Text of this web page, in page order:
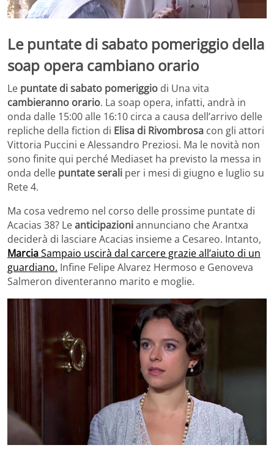
Le puntate di sabato pomeriggio della
soap opera cambiano orario
Le puntate di sabato pomeriggio di Una vita
cambieranno orario. La soap opera, infatti, andrà in
onda dalle 15:00 alle 16:10 circa a causa dell’arrivo delle
repliche della fiction di Elisa di Rivombrosa con gli attori
Vittoria Puccini e Alessandro Preziosi. Ma le novità non
sono finite qui perché Mediaset ha previsto la messa in
onda delle puntate serali per i mesi di giugno e luglio su
Rete 4.
Ma cosa vedremo nel corso delle prossime puntate di
Acacias 38? Leanticipazioniannunciano che Arantxa
deciderà di lasciare Acacias insieme a Cesareo. Intanto,
MarciaSampaio uscirà dal carcere grazie all’aiuto di un
guardiano. Infine Felipe Alvarez Hermoso e Genoveva
Salmeron diventeranno marito e moglie.